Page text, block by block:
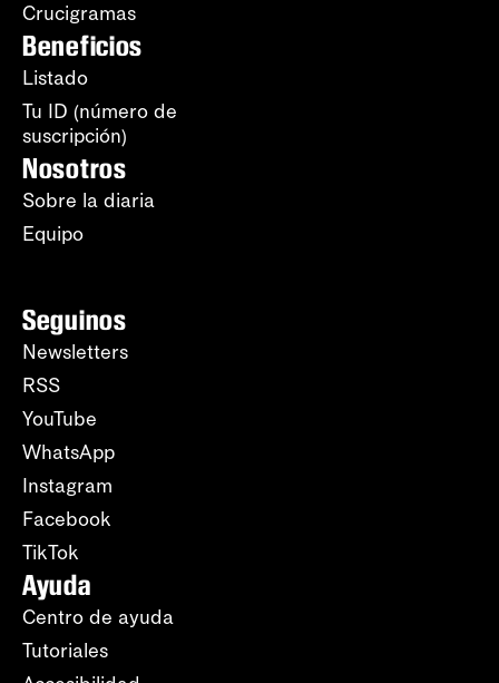
Crucigramas
Beneficios
Listado
Tu ID (número de
suscripción)
Nosotros
Sobre la diaria
Equipo
Seguinos
Newsletters
RSS
YouTube
WhatsApp
Instagram
Facebook
TikTok
Ayuda
Centro de ayuda
Tutoriales